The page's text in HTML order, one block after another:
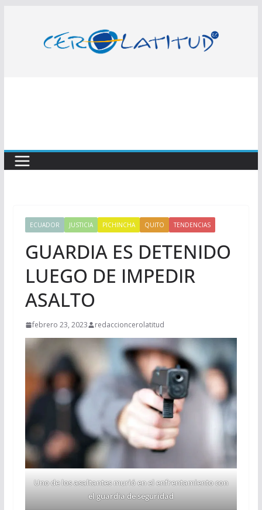
contenido
ECUADOR JUSTICIA PICHINCHA QUITO TENDENCIAS
GUARDIA ES DETENIDO
LUEGO DE IMPEDIR
ASALTO
febrero 23, 2023 redaccioncerolatitud
Uno de los asaltantes murió en el enfrentamiento con
el guardia de seguridad